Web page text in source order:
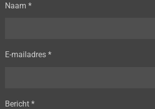
Naam *
E-mailadres *
Bericht *